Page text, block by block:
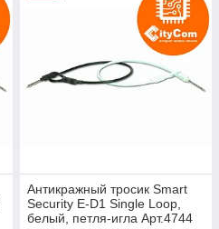
Антикражный тросик Smart
Security E-D1 Single Loop,
белый, петля-игла Арт.4744